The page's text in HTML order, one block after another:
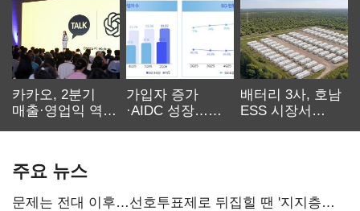
카카오, 2분기
매출·영업익 역대
가입자 증가
·AIDC 성장…
배터리 3사, 호남
ESS 시장서
주요 뉴스
문제는 전대 이후…선호투표제로 뒤집힐 땐 '지지층